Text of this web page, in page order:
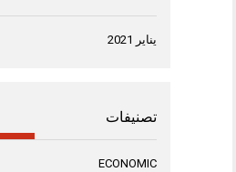
يناير 2021
تصنيفات
ECONOMIC